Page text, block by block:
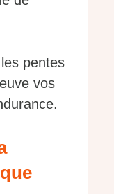
pentes
vos